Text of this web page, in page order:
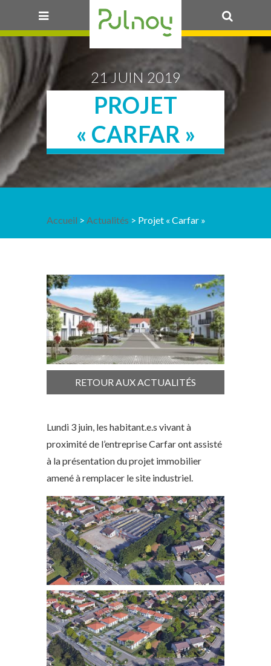
21 JUIN 2019
PROJET
« CARFAR »
Accueil >Actualités > Projet « Carfar »
RETOUR AUX ACTUALITÉS
Lundi 3 juin, les habitant.e.s vivant à
proximité de l’entreprise Carfar ont assisté
à la présentation du projet immobilier
amené à remplacer le site industriel.